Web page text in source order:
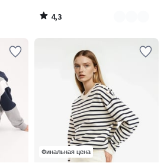
4,3
/
Финальная цена